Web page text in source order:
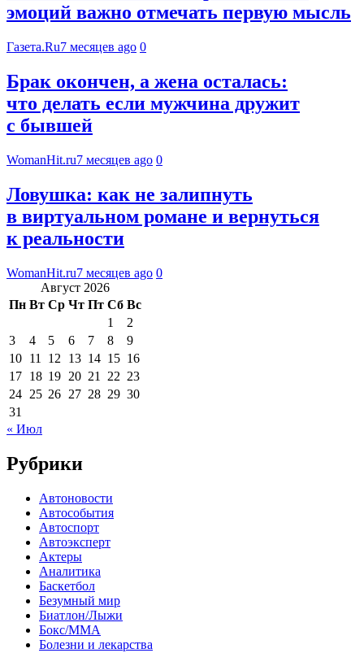
эмоций важно отмечать первую мысль
Газета.Ru7 месяцев ago 0
Брак окончен, а жена осталась:
что делать если мужчина дружит
с бывшей
WomanHit.ru7 месяцев ago 0
Ловушка: как не залипнуть
в виртуальном романе и вернуться
к реальности
WomanHit.ru7 месяцев ago 0
Август 2026
Пн Вт Ср Чт Пт Сб Вс
1
2
3
4 5 6 7 8
9
10 11 12 13 14 15 16
17 18 19 20 21 22 23
24 25 26 27 28 29 30
31
« Июл
Рубрики
Автоновости
Автособытия
Автоспорт
Автоэксперт
Актеры
Аналитика
Баскетбол
Безумный мир
Биатлон/Лыжи
Бокс/MMA
Болезни и лекарства